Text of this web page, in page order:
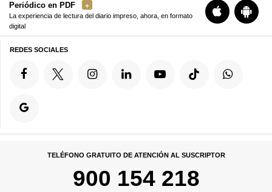
Periódico en PDF
La experiencia de lectura del diario impreso, ahora, en formato
digital
REDES SOCIALES
TELÉFONO GRATUITO DE ATENCIÓN AL SUSCRIPTOR
900 154 218